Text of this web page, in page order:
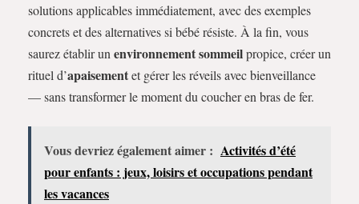
solutions applicables immédiatement, avec des exemples
concrets et des alternatives si bébé résiste. À la fin, vous
saurez établir un environnement sommeilpropice, créer un
rituel d’apaisementet gérer les réveils avec bienveillance
— sans transformer le moment du coucher en bras de fer.
Vous devriez également aimer : Activités d’été
pour enfants : jeux, loisirs et occupations pendant
les vacances